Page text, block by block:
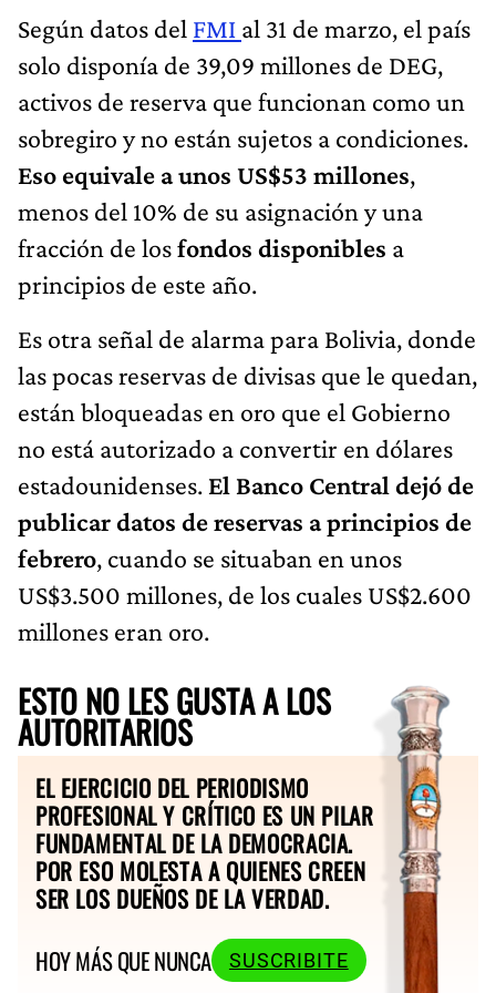
Según datos del FMI al 31 de marzo, el país
solo disponía de 39,09 millones de DEG,
activos de reserva que funcionan como un
sobregiro y no están sujetos a condiciones.
Eso equivale a unos US$53 millones,
menos del 10% de su asignación y una
fracción de losfondos disponibles a
principios de este año.
Es otra señal de alarma para Bolivia, donde
las pocas reservas de divisas que le quedan,
están bloqueadas en oro que el Gobierno
no está autorizado a convertir en dólares
estadounidenses. El Banco Central dejó de
publicar datos de reservas a principios de
febrero, cuando se situaban en unos
US$3.500 millones, de los cuales US$2.600
millones eran oro.
ESTO NO LES GUSTA A LOS
AUTORITARIOS
EL EJERCICIO DEL PERIODISMO
PROFESIONAL Y CRÍTICO ES UN PILAR
FUNDAMENTAL DE LA DEMOCRACIA.
POR ESO MOLESTA A QUIENES CREEN
SER LOS DUEÑOS DE LA VERDAD.
HOY MÁS QUE NUNCA
SUSCRIBITE